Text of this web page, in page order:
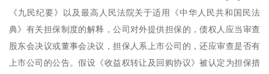
《九民纪要》以及最高人民法院关于适用《中华人民共和国民法
典》有关担保制度的解释，公司对外提供担保的，债权人应当审查
股东会决议或董事会决议，担保人系上市公司的，还应审查是否有
上市公司的公告。假设《收益权转让及回购协议》被认定为担保措